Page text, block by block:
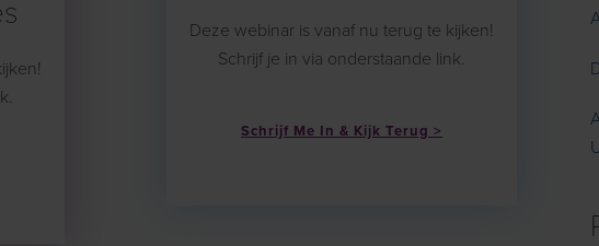
Deze webinar is vanaf nu terug te kijken!
Schrijf je in via onderstaande link.
Schrijf Me In & Kijk Terug